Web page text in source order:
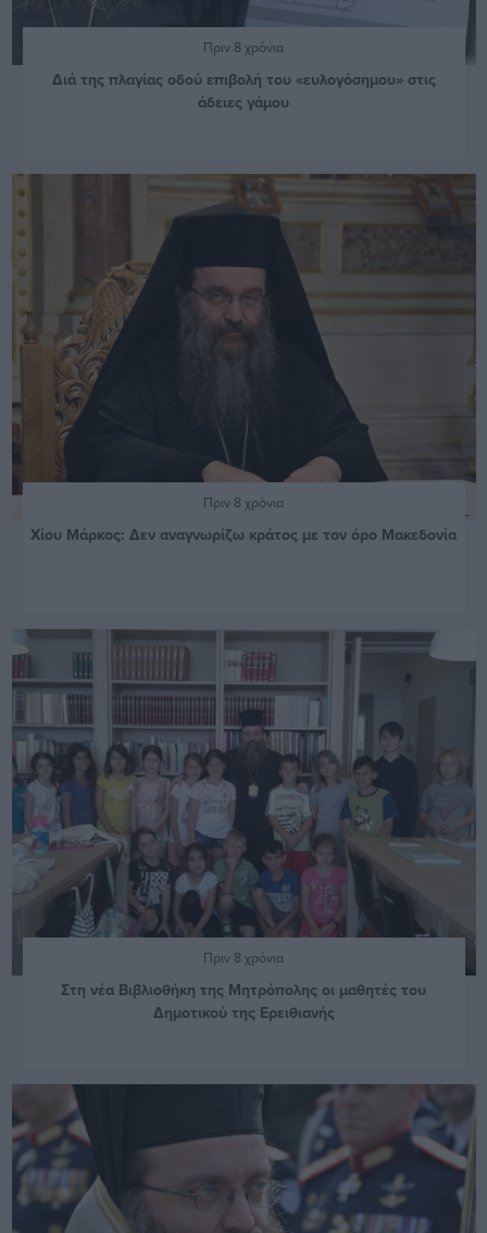
Πριν 8 χρόνια
Διά της πλαγίας οδού επιβολή του «ευλογόσημου» στις
άδειες γάμου
Πριν 8 χρόνια
Χίου Μάρκος: Δεν αναγνωρίζω κράτος με τον όρο Μακεδονία
Πριν 8 χρόνια
Στη νέα Βιβλιοθήκη της Μητρόπολης οι μαθητές του
Δημοτικού της Ερειθιανής